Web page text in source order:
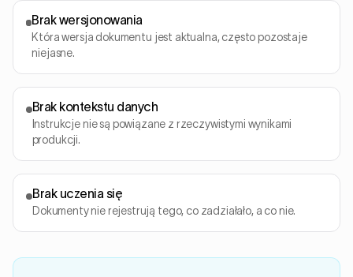
Brak wersjonowania
Która wersja dokumentu jest aktualna, często pozostaje
niejasne.
Brak kontekstu danych
Instrukcje nie są powiązane z rzeczywistymi wynikami
produkcji.
Brak uczenia się
Dokumenty nie rejestrują tego, co zadziałało, a co nie.